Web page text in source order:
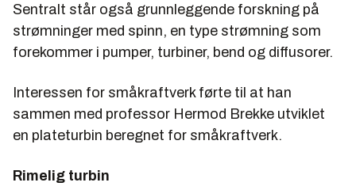
Sentralt står også grunnleggende forskning på
strømninger med spinn, en type strømning som
forekommer i pumper, turbiner, bend og diffusorer.
Interessen for småkraftverk førte til at han
sammen med professor Hermod Brekke utviklet
en plateturbin beregnet for småkraftverk.
Rimelig turbin